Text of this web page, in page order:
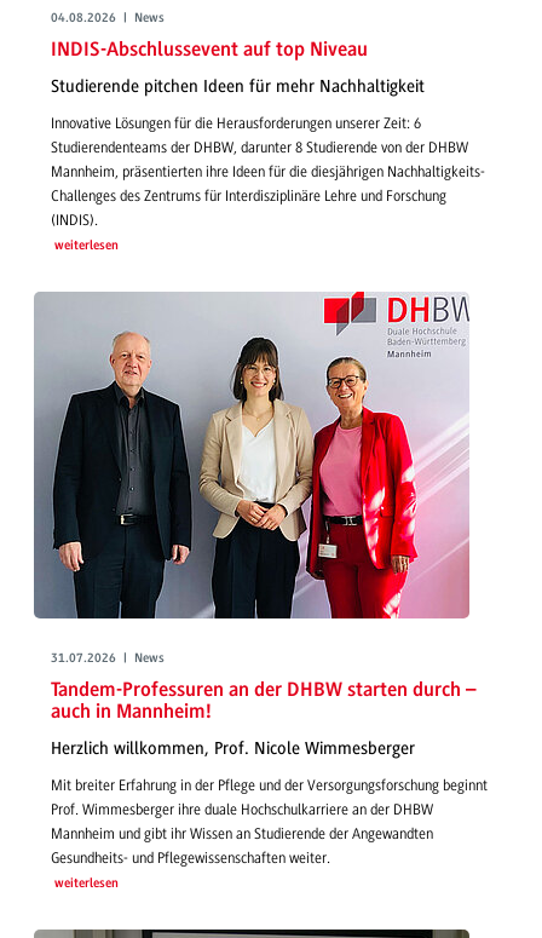
04.08.2026 | News
INDIS-Abschlussevent auf top Niveau
Studierende pitchen Ideen für mehr Nachhaltigkeit
Innovative Lösungen für die Herausforderungen unserer Zeit: 6
Studierendenteams der DHBW, darunter 8 Studierende von der DHBW
Mannheim, präsentierten ihre Ideen für die diesjährigen Nachhaltigkeits-
Challenges des Zentrums für Interdisziplinäre Lehre und Forschung
(INDIS).
weiterlesen
31.07.2026 | News
Tandem-Professuren an der DHBW starten durch –
auch in Mannheim!
Herzlich willkommen, Prof. Nicole Wimmesberger
Mit breiter Erfahrung in der Pflege und der Versorgungsforschung beginnt
Prof. Wimmesberger ihre duale Hochschulkarriere an der DHBW
Mannheim und gibt ihr Wissen an Studierende der Angewandten
Gesundheits- und Pflegewissenschaften weiter.
weiterlesen